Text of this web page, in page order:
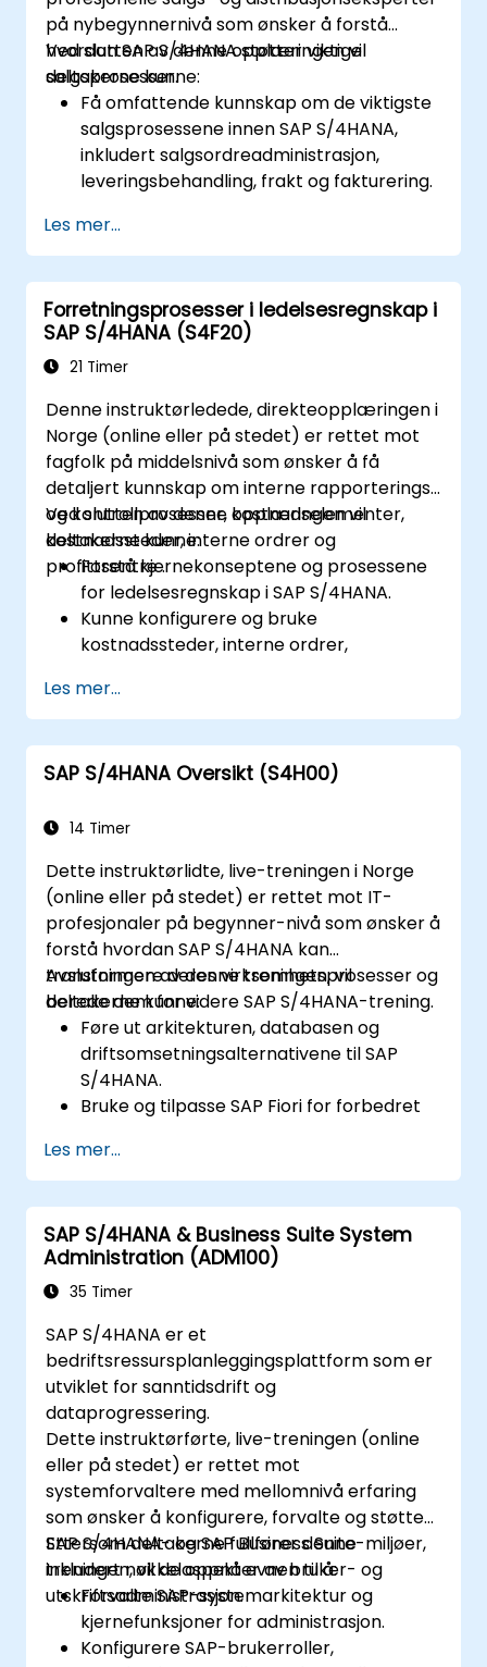
på nybegynnernivå som ønsker å forstå
hvordan SAP S/4HANA støtter viktige
salgsprosesser.
Ved slutten av denne opplæringen vil
deltakerne kunne:
Få omfattende kunnskap om de viktigste
salgsprosessene innen SAP S/4HANA,
inkludert salgsordreadministrasjon,
leveringsbehandling, frakt og fakturering.
administrerer salgsdokumenter som
salgsordrer, tilbud og returer, og forstår
hvordan du konfigurerer ulike
dokumenttyper og varekategorier.
Administrer fakturering og fakturering.
Lær å bruke innebygde analyser i SAP
salgsytelsen ved å bruke
standardrapporter og KPIer.
Les mer...
Forretningsprosesser i ledelsesregnskap i
SAP S/4HANA (S4F20)
21 Timer
Denne instruktørledede, direkteopplæringen i
Norge (online eller på stedet) er rettet mot
fagfolk på middelsnivå som ønsker å få
detaljert kunnskap om interne rapporterings-
og kontrollprosesser, kostnadselementer,
kostnadssteder, interne ordrer og
profittsentre .
Ved slutten av denne opplæringen vil
deltakerne kunne:
Forstå kjernekonseptene og prosessene
for ledelsesregnskap i SAP S/4HANA.
Kunne konfigurere og bruke
kostnadssteder, interne ordrer,
Få ferdigheter i å bruke SAP Fiori-apper
for økonomi- og
administrasjonsregnskapsrapportering.
Les mer...
SAP S/4HANA Oversikt (S4H00)
14 Timer
Dette instruktørlidte, live-treningen i Norge
(online eller på stedet) er rettet mot IT-
profesjonaler på begynner-nivå som ønsker å
forstå hvordan SAP S/4HANA kan
transformere deres virksomhetsprosesser og
berede dem for videre SAP S/4HANA-trening.
Avslutningen av denne treningen, vil
deltakerne kunne:
Føre ut arkitekturen, databasen og
driftsomsetningsalternativene til SAP
S/4HANA.
Bruke og tilpasse SAP Fiori for forbedret
Identifisere nøkkelspesifikke
prosessforbedringer i finans, logistikk og
andre moduler.
Føre ut integrasjon, analyse og fremtidige
innovasjoner for å støtte SAP-
implementeringer.
Les mer...
SAP S/4HANA & Business Suite System
Administration (ADM100)
35 Timer
SAP S/4HANA er et
bedriftsressursplanleggingsplattform som er
utviklet for sanntidsdrift og
dataprogressering.
Dette instruktørførte, live-treningen (online
eller på stedet) er rettet mot
systemforvaltere med mellomnivå erfaring
som ønsker å konfigurere, forvalte og støtte
SAP S/4HANA- og SAP Business Suite-miljøer,
inkludert nøkkelaspekter av bruker- og
utskriftsadministrasjon.
Ettersom deltakerne fullfører denne
treningen, vil de oppnå evnen til å:
Forvalte SAP-systemarkitektur og
kjernefunksjoner for administrasjon.
Konfigurere SAP-brukerroller,